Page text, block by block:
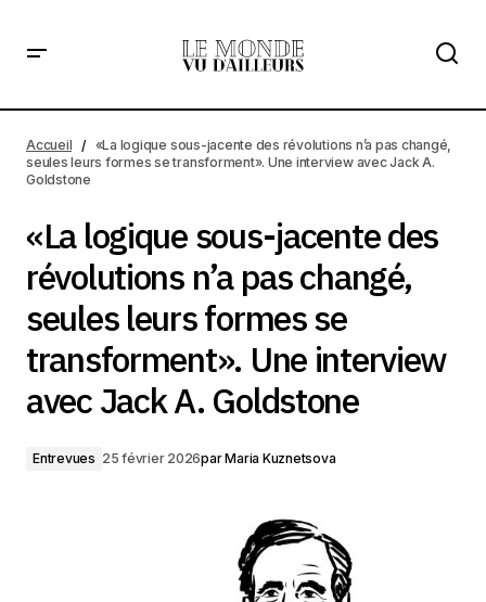
seules leurs formes se transforment». Une interview avec
Jack A. Goldstone
Accueil
«La logique sous-jacente des révolutions n’a pas changé,
seules leurs formes se transforment». Une interview avec Jack A.
Goldstone
«La logique sous-jacente des
révolutions n’a pas changé,
seules leurs formes se
transforment». Une interview
avec Jack A. Goldstone
Entrevues 25 février 2026parMaria Kuznetsova